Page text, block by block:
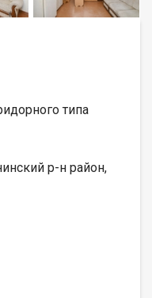
типа
р-н район,